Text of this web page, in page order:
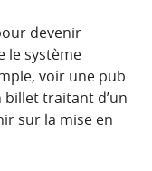
devenir
le système
voir une pub
billet traitant d’un
sur la mise en